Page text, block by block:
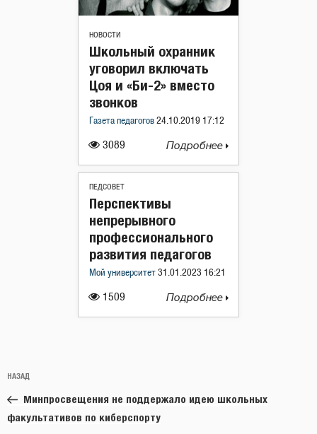
НОВОСТИ
3089
Школьный охранник
уговорил включать
Цоя и «Би-2» вместо
звонков
Газета педагогов 24.10.2019 17:12
Подробнее
ПЕДСОВЕТ
1509
Перспективы
непрерывного
профессионального
развития педагогов
Мой университет 31.01.2023 16:21
Подробнее
по
записям
Предыдущая
запись:
НАЗАД
Минпросвещения не поддержало идею школьных
факультативов по киберспорту